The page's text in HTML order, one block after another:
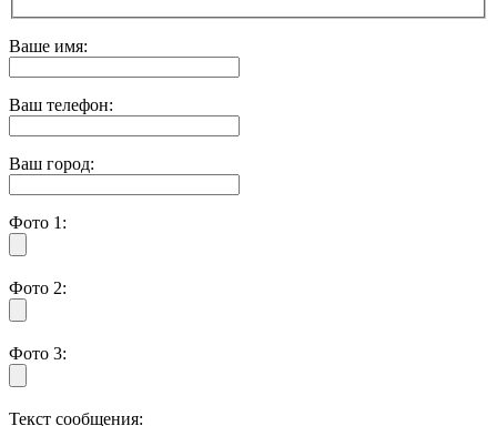
Ваше имя:
Ваш телефон:
Ваш город:
Фото 1:
Фото 2:
Фото 3:
Текст сообщения: